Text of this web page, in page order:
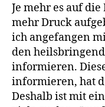
Je mehr es auf
mehr Druck
ich angefangen
den
informieren.
informieren, hat
Deshalb ist mit